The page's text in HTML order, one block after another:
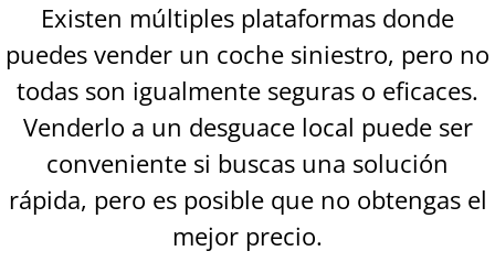
Existen múltiples plataformas donde
puedes vender un coche siniestro, pero no
todas son igualmente seguras o eficaces.
Venderlo a un desguace local puede ser
conveniente si buscas una solución
rápida, pero es posible que no obtengas el
mejor precio.